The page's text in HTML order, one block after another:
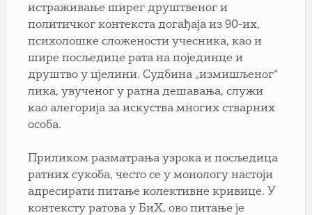
истраживање ширег друштвеног и
политичког контекста догађаја из 90-их,
психолошке сложености учесника, као и
шире посљедице рата на појединце и
друштво у цјелини. Судбина „измишљеног“
лика, увученог у ратна дешавања, служи
као алегорија за искуства многих стварних
особа.
Приликом разматрања узрока и посљедица
ратних сукоба, често се у монологу настоји
адресирати питање колективне кривице. У
контексту ратова у БиХ, ово питање је